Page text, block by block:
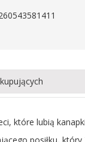
które lubią